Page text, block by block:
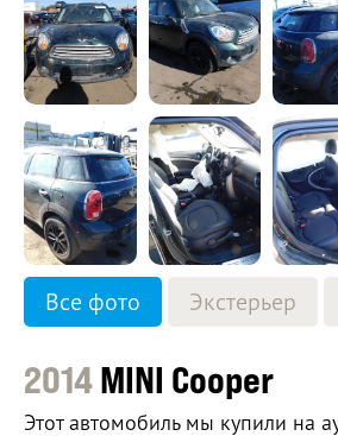
Все фото Экстерьер
2014MINI Cooper
Этот автомобиль мы купили на